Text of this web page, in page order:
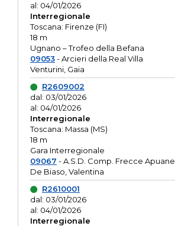
al: 04/01/2026
Interregionale
Toscana: Firenze (FI)
18 m
Ugnano – Trofeo della Befana
09053- Arcieri della Real Villa
Venturini, Gaia
R2609002
dal: 03/01/2026
al: 04/01/2026
Interregionale
Toscana: Massa (MS)
18 m
Gara Interregionale
09067 - A.S.D. Comp. Frecce Apuane
De Biaso, Valentina
R2610001
dal: 03/01/2026
al: 04/01/2026
Interregionale